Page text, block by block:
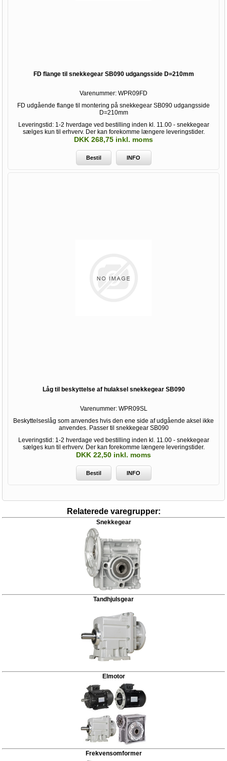
FD flange til snekkegear SB090 udgangsside D=210mm
Varenummer: WPR09FD
FD udgående flange til montering på snekkegear SB090 udgangsside
D=210mm
Leveringstid: 1-2 hverdage ved bestilling inden kl. 11.00 - snekkegear
sælges kun til erhverv. Der kan forekomme længere leveringstider.
DKK 268,75 inkl. moms
Bestil INFO
Låg til beskyttelse af hulaksel snekkegear SB090
Varenummer: WPR09SL
Beskyttelseslåg som anvendes hvis den ene side af udgående aksel ikke
anvendes. Passer til snekkegear SB090
Leveringstid: 1-2 hverdage ved bestilling inden kl. 11.00 - snekkegear
sælges kun til erhverv. Der kan forekomme længere leveringstider.
DKK 22,50 inkl. moms
Bestil INFO
Relaterede varegrupper:
Snekkegear
Tandhjulsgear
Elmotor
Frekvensomformer